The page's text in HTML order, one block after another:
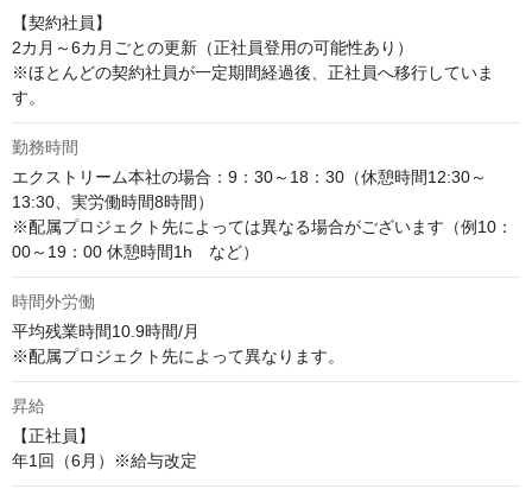
【契約社員】
2カ月～6カ月ごとの更新（正社員登用の可能性あり）
※ほとんどの契約社員が一定期間経過後、正社員へ移行していま
す。
勤務時間
エクストリーム本社の場合：9：30～18：30（休憩時間12:30～
13:30、実労働時間8時間）
※配属プロジェクト先によっては異なる場合がございます（例10：
00～19：00 休憩時間1h　など）
時間外労働
平均残業時間10.9時間/月
※配属プロジェクト先によって異なります。
昇給
【正社員】
年1回（6月）※給与改定